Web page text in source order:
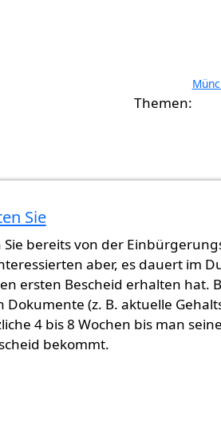
Sie
Sie bereits von der
aber, es dauert im
ersten Bescheid erhalten hat.
Dokumente (z. B. aktuelle
4 bis 8 Wochen bis man
bekommt.